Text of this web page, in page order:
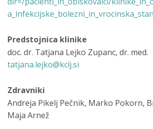
Predstojnica klinike
doc. dr. Tatjana Lejko Zupanc, dr. med.
tatjana.lejko@kclj.si
Zdravniki
Andreja Pikelj Pečnik, Marko Pokorn,
Maja Arnež